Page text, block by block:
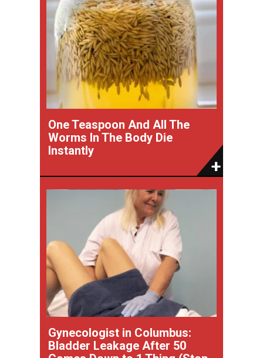
One Teaspoon And All The
Worms In The Body Die
Instantly
Gynecologist in Columbus:
Bladder Leakage After 50